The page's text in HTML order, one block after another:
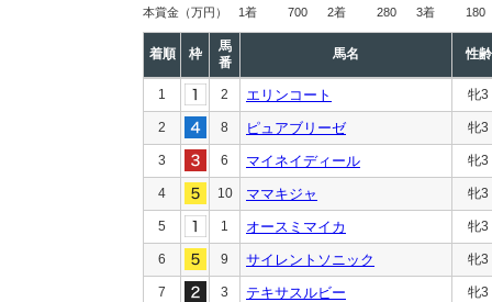
本賞金 （万円） 1着 700 2着 280 3着 180
着順 枠
馬
番
馬名 性齢
1 2 エリンコート 牝3
2 8 ピュアブリーゼ 牝3
3 6 マイネイディール 牝3
4 10 ママキジャ 牝3
5 1 オースミマイカ 牝3
6 9 サイレントソニック 牝3
7 3 テキサスルビー 牝3